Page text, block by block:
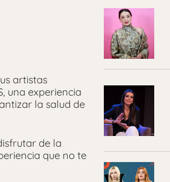
artistas
una experiencia
la salud de
de la
que no te